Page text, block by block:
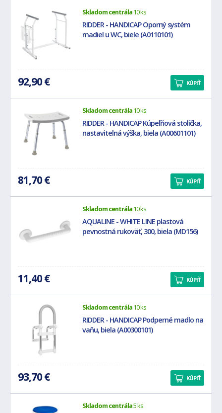
Skladom centrála10 ks
RIDDER - HANDICAP Oporný systém
madiel u WC, biele (A0110101)
92,90 € KÚPIŤ
Skladom centrála10 ks
RIDDER - HANDICAP Kúpeľňová stolička,
nastavitelná výška, biela (A00601101)
81,70 € KÚPIŤ
Skladom centrála10 ks
AQUALINE - WHITE LINE plastová
pevnostná rukoväť, 300, biela (MD156)
11,40 € KÚPIŤ
Skladom centrála10 ks
RIDDER - HANDICAP Podperné madlo na
vaňu, biela (A00300101)
93,70 € KÚPIŤ
Skladom centrála5 ks